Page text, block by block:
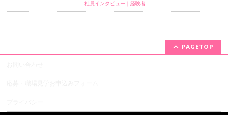
社員インタビュー｜経験者
PAGETOP